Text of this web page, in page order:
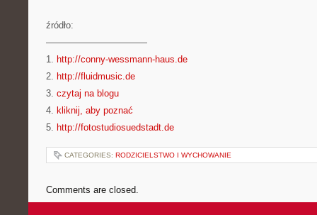
źródło:
———————————
1. http://conny-wessmann-haus.de
2. http://fluidmusic.de
3. czytaj na blogu
4. kliknij, aby poznać
5. http://fotostudiosuedstadt.de
CATEGORIES: RODZICIELSTWO I WYCHOWANIE
Comments are closed.